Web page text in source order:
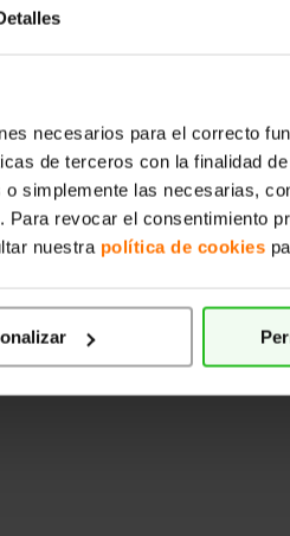
necesarios para el correcto
de terceros con la finalidad
simplemente las necesarias,
revocar el consentimiento
nuestra política de cookies